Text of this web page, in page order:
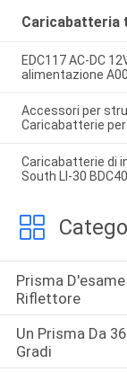
Caricabatteria
EDC117 AC-DC
alimentazione
Accessori per
Caricabatterie
Caricabatterie di
South LI-30
Prisma D'esame
Riflettore
Un Prisma Da
Gradi